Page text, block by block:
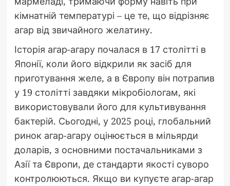
кімнатній температурі – це те, що відрізняє
агар від звичайного желатину.
Історія агар-агару почалася в 17 столітті в
Японії, коли його відкрили як засіб для
приготування желе, а в Європу він потрапив
у 19 столітті завдяки мікробіологам, які
використовували його для культивування
бактерій. Сьогодні, у 2025 році, глобальний
ринок агар-агару оцінюється в мільярди
доларів, з основними постачальниками з
Азії та Європи, де стандарти якості суворо
контролюються. Якщо ви купуєте агар-агар